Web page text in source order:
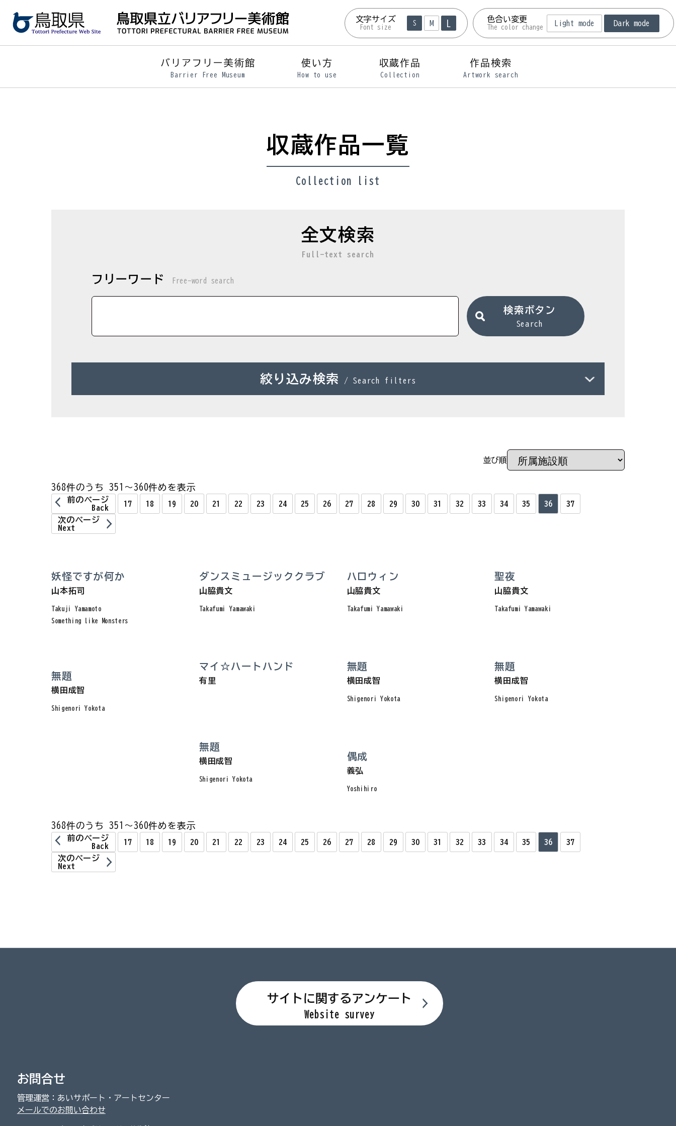
ツ
文字サイズ
Font size
S M 色合い変更
The color change
Light mode Dark mode
バリアフリー美術館
Barrier Free Museum
使い方
How to use
収蔵作品
Collection
作品検索
Artwork search
収蔵作品一覧
Collection list
全文検索
Full-text search
フリーワード Free-word search
検索ボタン
Search
絞り込み検索 / Search filters
並び順
368件のうち 351～360件めを表示
前のページ
Back
17 18 19 20 21 22 23 24 25 26 27 28 29 30 31 32 33 34 35 36
37
次のページ
Next
妖怪ですが何か
山本拓司
Something like Monsters
Takuji Yamamoto
ダンスミュージッククラブ
山脇貴文
Takafumi Yamawaki
ハロウィン
山脇貴文
Takafumi Yamawaki
聖夜
山脇貴文
Takafumi Yamawaki
マイ☆ハートハンド
有里
無題
横田成智
Shigenori Yokota
無題
横田成智
Shigenori Yokota
無題
横田成智
Shigenori Yokota
無題
横田成智
Shigenori Yokota
偶成
義弘
Yoshihiro
368件のうち 351～360件めを表示
前のページ
Back
17 18 19 20 21 22 23 24 25 26 27 28 29 30 31 32 33 34 35 36
37
次のページ
Next
サイトに関するアンケート
Website survey
お問合せ
管理運営：あいサポート・アートセンター
メールでのお問い合わせ